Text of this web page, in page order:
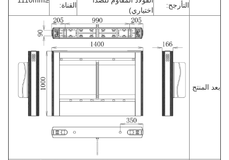
التأرجح:
اختياري)
القناة:
بعد المنتج